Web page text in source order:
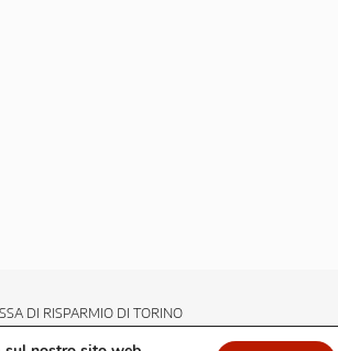
DI RISPARMIO DI TORINO